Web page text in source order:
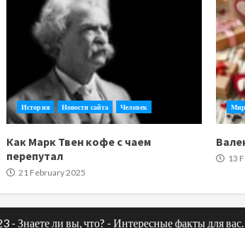
История Новости сайта Человек
Как Марк Твен кофе с чаем
перепутал
21 February 2025
Мир
13
Знаете ли вы, что? - Интересные факты для